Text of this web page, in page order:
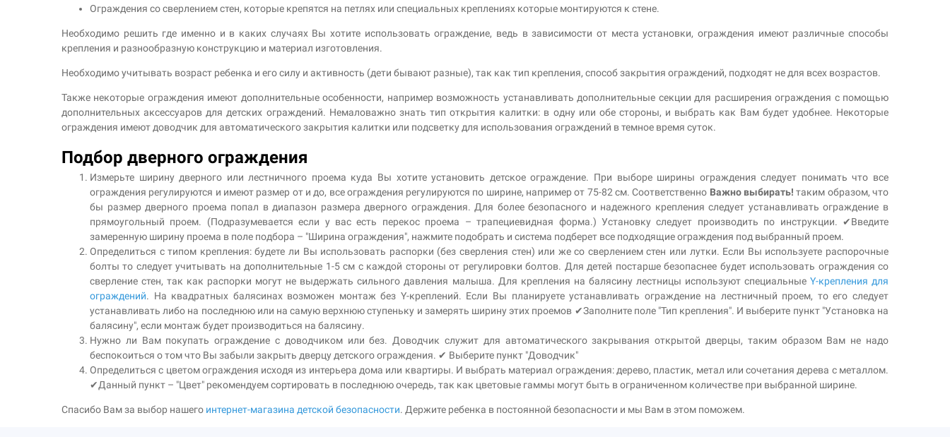
Ограждения со сверлением стен, которые крепятся на петлях или специальных креплениях которые монтируются к стене.
Необходимо решить где именно и в каких случаях Вы хотите использовать ограждение, ведь в зависимости от места установки, ограждения имеют различные способы
крепления и разнообразную конструкцию и материал изготовления.
Необходимо учитывать возраст ребенка и его силу и активность (дети бывают разные), так как тип крепления, способ закрытия ограждений, подходят не для всех возрастов.
Также некоторые ограждения имеют дополнительные особенности, например возможность устанавливать дополнительные секции для расширения ограждения с помощью
дополнительных аксессуаров для детских ограждений. Немаловажно знать тип открытия калитки: в одну или обе стороны, и выбрать как Вам будет удобнее. Некоторые
ограждения имеют доводчик для автоматического закрытия калитки или подсветку для использования ограждений в темное время суток.
Подбор дверного ограждения
Измерьте ширину дверного или лестничного проема куда Вы хотите установить детское ограждение. При выборе ширины ограждения следует понимать что все
ограждения регулируются и имеют размер от и до, все ограждения регулируются по ширине, например от 75-82 см. Соответственно Важно выбирать! таким образом, что
бы размер дверного проема попал в диапазон размера дверного ограждения. Для более безопасного и надежного крепления следует устанавливать ограждение в
прямоугольный проем. (Подразумевается если у вас есть перекос проема – трапециевидная форма.) Установку следует производить по инструкции. ✔Введите
замеренную ширину проема в поле подбора – "Ширина ограждения", нажмите подобрать и система подберет все подходящие ограждения под выбранный проем.
Определиться с типом крепления: будете ли Вы использовать распорки (без сверления стен) или же со сверлением стен или лутки. Если Вы используете распорочные
болты то следует учитывать на дополнительные 1-5 см с каждой стороны от регулировки болтов. Для детей постарше безопаснее будет использовать ограждения со
сверление стен, так как распорки могут не выдержать сильного давления малыша. Для крепления на балясину лестницы используют специальные Y-крепления для
ограждений. На квадратных балясинах возможен монтаж без Y-креплений. Если Вы планируете устанавливать ограждение на лестничный проем, то его следует
устанавливать либо на последнюю или на самую верхнюю ступеньку и замерять ширину этих проемов ✔Заполните поле "Тип крепления". И выберите пункт "Установка на
балясину", если монтаж будет производиться на балясину.
Нужно ли Вам покупать ограждение с доводчиком или без. Доводчик служит для автоматического закрывания открытой дверцы, таким образом Вам не надо
беспокоиться о том что Вы забыли закрыть дверцу детского ограждения. ✔ Выберите пункт "Доводчик"
Определиться с цветом ограждения исходя из интерьера дома или квартиры. И выбрать материал ограждения: дерево, пластик, метал или сочетания дерева с металлом.
✔Данный пункт – "Цвет" рекомендуем сортировать в последнюю очередь, так как цветовые гаммы могут быть в ограниченном количестве при выбранной ширине.
Спасибо Вам за выбор нашего интернет-магазина детской безопасности. Держите ребенка в постоянной безопасности и мы Вам в этом поможем.